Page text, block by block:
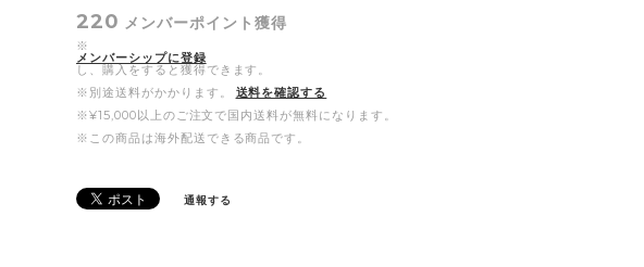
220 メンバーポイント 獲得
※
メンバーシップに登録
し、購入をすると獲得できます。
※別途送料がかかります。
送料を確認する
※¥15,000以上のご注文で国内送料が無料になります。
※この商品は海外配送できる商品です。
通報する